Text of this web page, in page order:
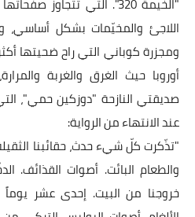
اللاجئ والمخيّمات بشكل أساسي،
أوروبا حيث الغرق والغربة
صديقتي النازحة "دوزكين حمي"،
عند الانتهاء من الرواية:
"تذّكرت كلّ شيء حدث، حقائبنا الثقيلة
والطعام البائت. أصوات القذائف.
خروجنا من البيت. إحدى عشر يوماً